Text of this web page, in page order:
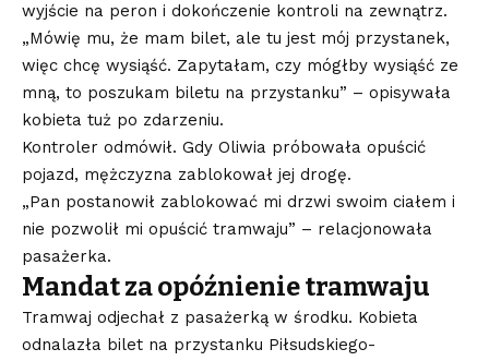
wyjście na peron i dokończenie kontroli na zewnątrz.
„Mówię mu, że mam bilet, ale tu jest mój przystanek,
więc chcę wysiąść. Zapytałam, czy mógłby wysiąść ze
mną, to poszukam biletu na przystanku” – opisywała
kobieta tuż po zdarzeniu.
Kontroler odmówił. Gdy Oliwia próbowała opuścić
pojazd, mężczyzna zablokował jej drogę.
„Pan postanowił zablokować mi drzwi swoim ciałem i
nie pozwolił mi opuścić tramwaju” – relacjonowała
pasażerka.
Mandat za opóźnienie tramwaju
Tramwaj odjechał z pasażerką w środku. Kobieta
odnalazła bilet na przystanku Piłsudskiego-